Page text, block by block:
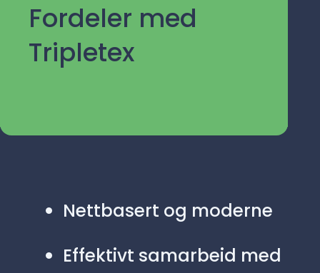
Fordeler med
Tripletex
Nettbasert og moderne
Effektivt samarbeid med